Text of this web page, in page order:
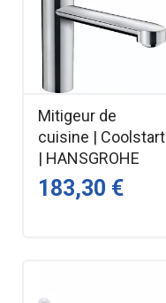
Mitigeur de
cuisine | Coolstart
| HANSGROHE
183,30 €